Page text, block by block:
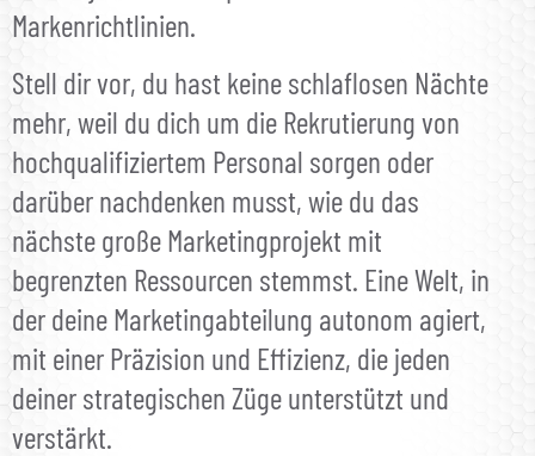
Markenrichtlinien.
Stell dir vor, du hast keine schlaflosen Nächte
mehr, weil du dich um die Rekrutierung von
hochqualifiziertem Personal sorgen oder
darüber nachdenken musst, wie du das
nächste große Marketingprojekt mit
begrenzten Ressourcen stemmst. Eine Welt, in
der deine Marketingabteilung autonom agiert,
mit einer Präzision und Effizienz, die jeden
deiner strategischen Züge unterstützt und
verstärkt.